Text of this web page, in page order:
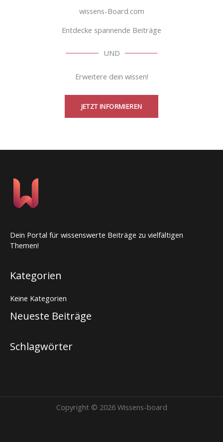
wissens-Board.com
Entdecke spannende Beiträge
UND
Erweitere dein wissen!
JETZT INFORMIEREN
Dein Portal für wissenswerte Beiträge zu vielfältigen
Themen!
Kategorien
Keine Kategorien
Neueste Beiträge
Schlagwörter
Copyright © 2026 Wissens-board